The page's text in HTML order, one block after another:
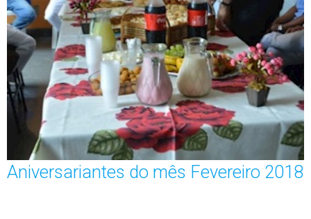
Aniversariantes do mês Fevereiro 2018